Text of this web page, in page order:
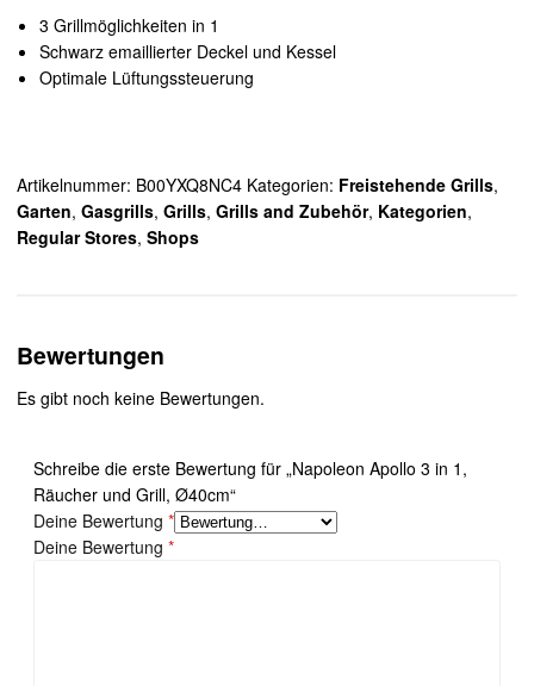
3 Grillmöglichkeiten in 1
Schwarz emaillierter Deckel und Kessel
Optimale Lüftungssteuerung
Artikelnummer: B00YXQ8NC4 Kategorien: Freistehende Grills,
Garten, Gasgrills, Grills, Grills and Zubehör, Kategorien,
Regular Stores, Shops
Bewertungen
Es gibt noch keine Bewertungen.
Schreibe die erste Bewertung für „Napoleon Apollo 3 in 1,
Räucher und Grill, Ø40cm“
Deine Bewertung *
Deine Bewertung *